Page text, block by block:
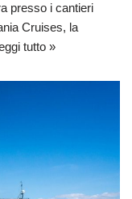
presso i cantieri
Cruises, la
tutto »